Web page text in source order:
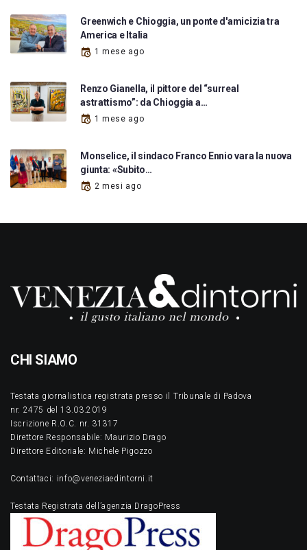
Greenwich e Chioggia, un ponte d'amicizia tra
America e Italia
1 mese ago
Renzo Gianella, il pittore del “surreal
astrattismo”: da Chioggia a…
1 mese ago
Monselice, il sindaco Franco Ennio vara la nuova
giunta: «Subito…
2 mesi ago
CHI SIAMO
Testata giornalistica registrata presso il Tribunale di Padova
nr. 2475 del 13.03.2019
Iscrizione R.O.C. nr. 31317
Direttore Responsabile: Maurizio Drago
Direttore Editoriale: Michele Pigozzo
Contattaci: info@veneziaedintorni.it
Testata Registrata dell’agenzia DragoPress